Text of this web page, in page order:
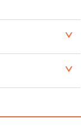
<
<